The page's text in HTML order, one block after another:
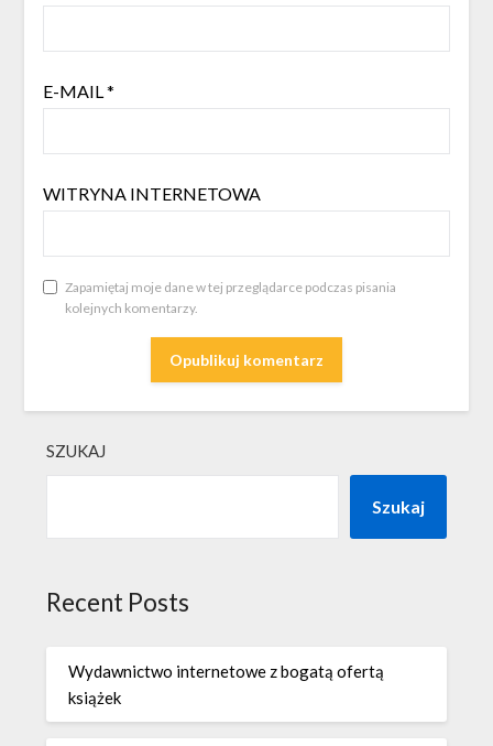
E-MAIL *
WITRYNA INTERNETOWA
Zapamiętaj moje dane w tej przeglądarce podczas pisania
kolejnych komentarzy.
SZUKAJ
Szukaj
Recent Posts
Wydawnictwo internetowe z bogatą ofertą
książek